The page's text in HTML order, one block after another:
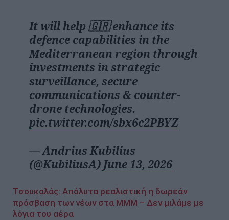
It will help 🇬🇷 enhance its
defence capabilities in the
Mediterranean region through
investments in strategic
surveillance, secure
communications & counter-
drone technologies.
pic.twitter.com/sbx6c2PBYZ
— Andrius Kubilius
(@KubiliusA) June 13, 2026
Τσουκαλάς: Απόλυτα ρεαλιστική η δωρεάν
πρόσβαση των νέων στα ΜΜΜ – Δεν μιλάμε με
λόγια του αέρα